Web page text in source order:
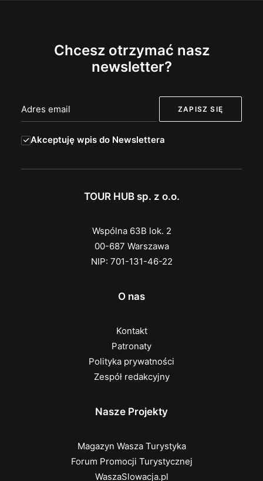
Chcesz otrzymać nasz
newsletter?
Akceptuję wpis do Newslettera
TOUR HUB sp. z o.o.
Wspólna 63B lok. 2
00-687 Warszawa
NIP: 701-131-46-22
O nas
Kontakt
Patronaty
Polityka prywatności
Zespół redakcyjny
Nasze Projekty
Magazyn Wasza Turystyka
Forum Promocji Turystycznej
WaszaSlowacja.pl